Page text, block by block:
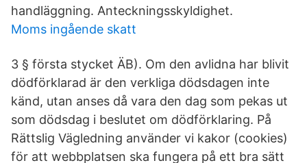
handläggning. Anteckningsskyldighet.
Moms ingående skatt
3 § första stycket ÄB). Om den avlidna har blivit
dödförklarad är den verkliga dödsdagen inte
känd, utan anses då vara den dag som pekas ut
som dödsdag i beslutet om dödförklaring. På
Rättslig Vägledning använder vi kakor (cookies)
för att webbplatsen ska fungera på ett bra sätt